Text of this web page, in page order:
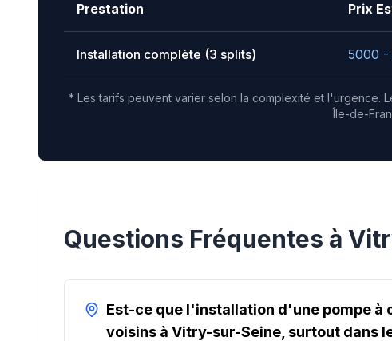
Prestation Prix
Installation complète (3 splits) 5000 -
* Les tarifs peuvent varier selon la complexité et l'urgence.
Île-de-
Questions Fréquentes à
Est-ce que l'installation d'une pompe à
voisins à Vitry-sur-Seine, surtout dans